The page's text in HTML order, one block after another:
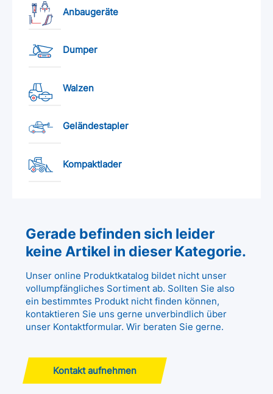
Anbaugeräte
Dumper
Walzen
Geländestapler
Kompaktlader
Gerade befinden sich leider
keine Artikel in dieser Kategorie.
Unser online Produktkatalog bildet nicht unser
vollumpfängliches Sortiment ab. Sollten Sie also
ein bestimmtes Produkt nicht finden können,
kontaktieren Sie uns gerne unverbindlich über
unser Kontaktformular. Wir beraten Sie gerne.
Kontakt aufnehmen